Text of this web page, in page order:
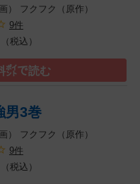
）
フクフク（原作）
9件
（税込）
㌽で読む
男3巻
）
フクフク（原作）
9件
（税込）